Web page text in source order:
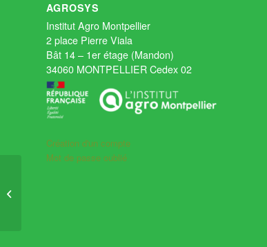
AGROSYS
Institut Agro Montpellier
2 place Pierre Viala
Bât 14 – 1er étage (Mandon)
34060 MONTPELLIER Cedex 02
Création d'un compte
Mot de passe oublié